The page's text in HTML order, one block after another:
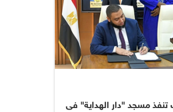
تنفذ مسجد "دار الهداية" فى